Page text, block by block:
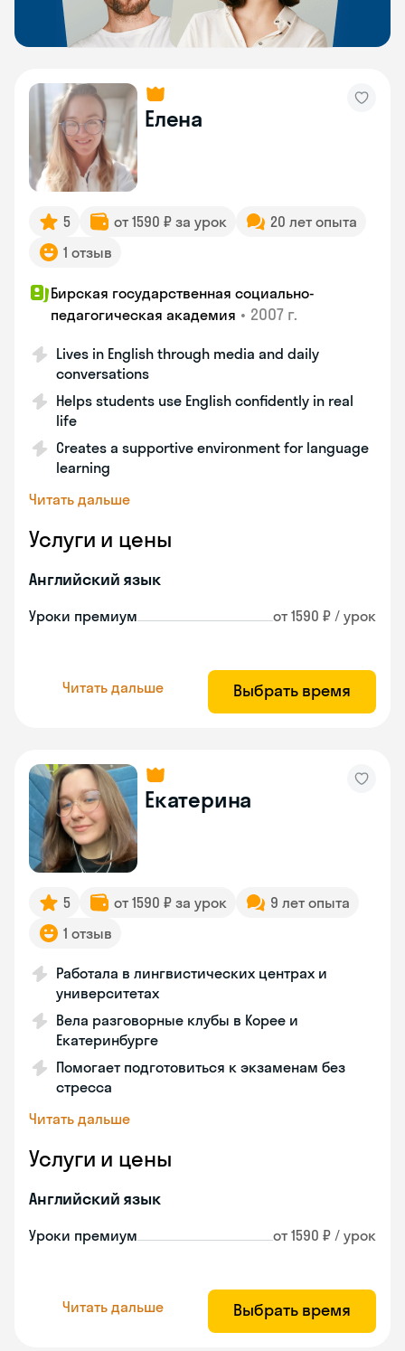
Елена
5 от 1590 ₽ за урок
20 лет опыта
1 отзыв
Бирская государственная социально-
педагогическая академия • 2007 г.
Lives in English through media and daily
conversations
Helps students use English confidently in real
life
Creates a supportive environment for language
learning
Читать дальше
Услуги и цены
Английский язык
Уроки премиум от 1590 ₽ / урок
Читать дальше Выбрать время
Екатерина
5 от 1590 ₽ за урок
9 лет опыта
1 отзыв
Работала в лингвистических центрах и
университетах
Вела разговорные клубы в Корее и
Екатеринбурге
Помогает подготовиться к экзаменам без
стресса
Читать дальше
Услуги и цены
Английский язык
Уроки премиум от 1590 ₽ / урок
Читать дальше Выбрать время